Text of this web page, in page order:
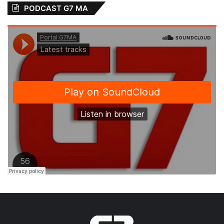
(Influenza).
Já na segunda etapa, de 2 de maio a 3 de
junho, o objetivo é vacinar crianças de seis
meses a menores de cinco anos (4 anos, 11
meses e 29 dias), mediante apresentação
da caderneta de vacinação.
Para a Campanha de Vacinação contra o
Sarampo será utilizada a vacina tríplice
viral, que pode ser administrada
com a vacina Influenza a partir dos seis
PODCAST G7 MA